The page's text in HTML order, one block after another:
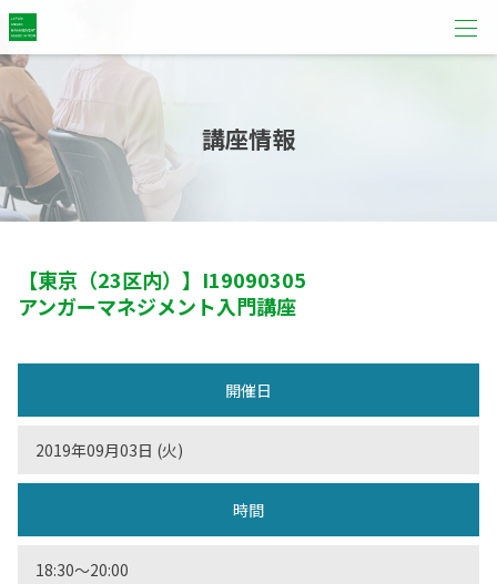
講座情報
【東京（23区内）】 I19090305
アンガーマネジメント入門講座
開催日
2019年09月03日 (火)
時間
18:30〜20:00